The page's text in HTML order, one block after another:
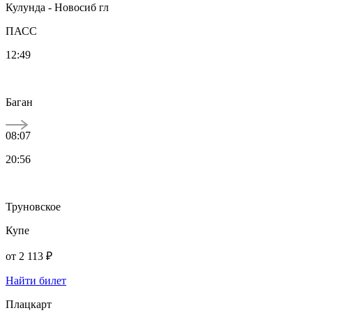
Кулунда - Новосиб гл
ПАСС
12:49
Баган
08:07
20:56
Труновское
Купе
от 2 113 ₽
Найти билет
Плацкарт